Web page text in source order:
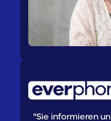
"Sie informieren